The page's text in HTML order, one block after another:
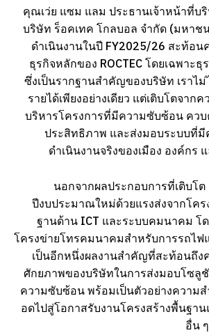
คุณเว่ย แซม แลม ประธานเจ้าหน้าที่บ
บริษัท ร็อคเทค โกลบอล จำกัด (มหาช
ดำเนินงานในปี FY2025/26 สะท้อน
ธุรกิจหลักของ ROCTEC โดยเฉพาะ
ซึ่งเป็นรากฐานสำคัญของบริษัท เราไ
รายได้เพียงอย่างเดียว แต่เติบโตจาก
บริหารโครงการที่มีความซับซ้อน คว
ประสิทธิภาพ และส่งมอบระบบที่
ดำเนินงานจริงของเมือง องค์กร
นอกจากผลประกอบการที่เติบโต
ปีงบประมาณใหม่ด้วยแรงส่งจากโค
ฐานด้าน ICT และระบบคมนาคม โ
โครงข่ายโทรคมนาคมสำหรับการรถไฟ
เป็นอีกหนึ่งผลงานสำคัญที่สะท้อนถึง
ศักยภาพของบริษัทในการส่งมอบโซ
ความซับซ้อน พร้อมเป็นตัวอย่างความส
อดไปสู่โอกาสรับงานโครงสร้างพื้นฐา
อื่น